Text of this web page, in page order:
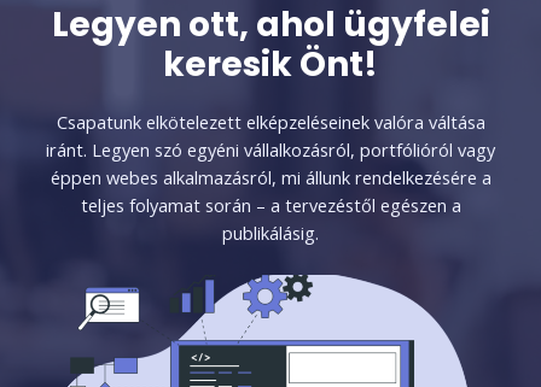
Legyen ott, ahol ügyfelei
keresik Önt!
Csapatunk elkötelezett elképzeléseinek valóra váltása
iránt. Legyen szó egyéni vállalkozásról, portfólióról vagy
éppen webes alkalmazásról, mi állunk rendelkezésére a
teljes folyamat során – a tervezéstől egészen a
publikálásig.